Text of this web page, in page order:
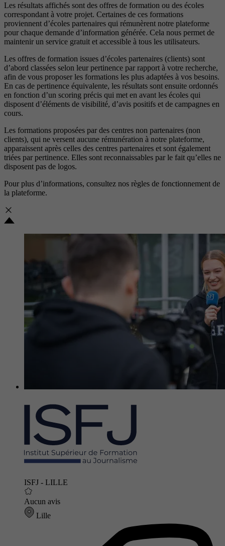
Les résultats affichés sont des offres de formation ou des écoles
correspondant à votre projet. Certaines de ces formations
proviennent d’écoles partenaires qui rémunèrent notre plateforme
pour chaque demande d’information générée. Cela nous permet de
maintenir un service gratuit et accessible à tous les utilisateurs.
Les offres de formation issues d’écoles partenaires (clients) sont
d’abord classées selon leur pertinence par rapport à votre recherche,
afin de vous proposer les formations les plus adaptées à vos besoins.
En cas de pertinence équivalente, les résultats sont ensuite ordonnés
en fonction d’un scoring précis qui met en avant les écoles qui
disposent d’éléments de visibilité, d’avis positifs et de campagnes en
cours.
Les formations proposées par des centres non partenaires (non
clients), qui ne versent aucune rémunération à notre plateforme,
apparaissent après celles des centres partenaires et sont également
triées par pertinence. Elles sont reconnaissables par le fait qu’elles ne
disposent pas de logos.
Pour plus d’informations, consultez nos règles de fonctionnement de
la plateforme.
ISFJ - LILLE
Aucun avis
Lille